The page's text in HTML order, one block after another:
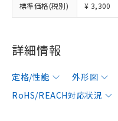
標準価格(税別) ¥ 3,300
詳細情報
定格/性能 外形図
RoHS/REACH対応状況